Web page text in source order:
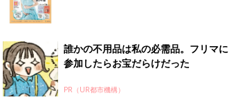
離乳食はいつから？進め方は？「たまひよ きほんの離
授乳の悩みや初めての離乳食作りに役立つ
子育てとお金